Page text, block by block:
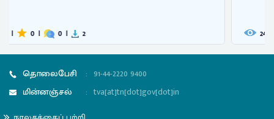
240 | 0
தொலைபேசி : 91-44-2220 9400
மின்னஞ்சல்
: tva[at]tn[dot]gov[dot]in